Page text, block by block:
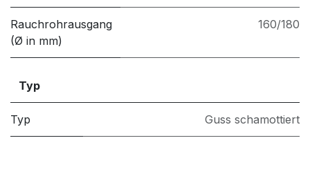
Rauchrohrausgang
(Ø in mm)
160/180
Typ
Typ Guss schamottiert